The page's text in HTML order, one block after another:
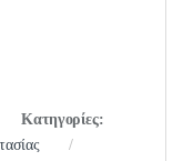
Κατηγορίες: